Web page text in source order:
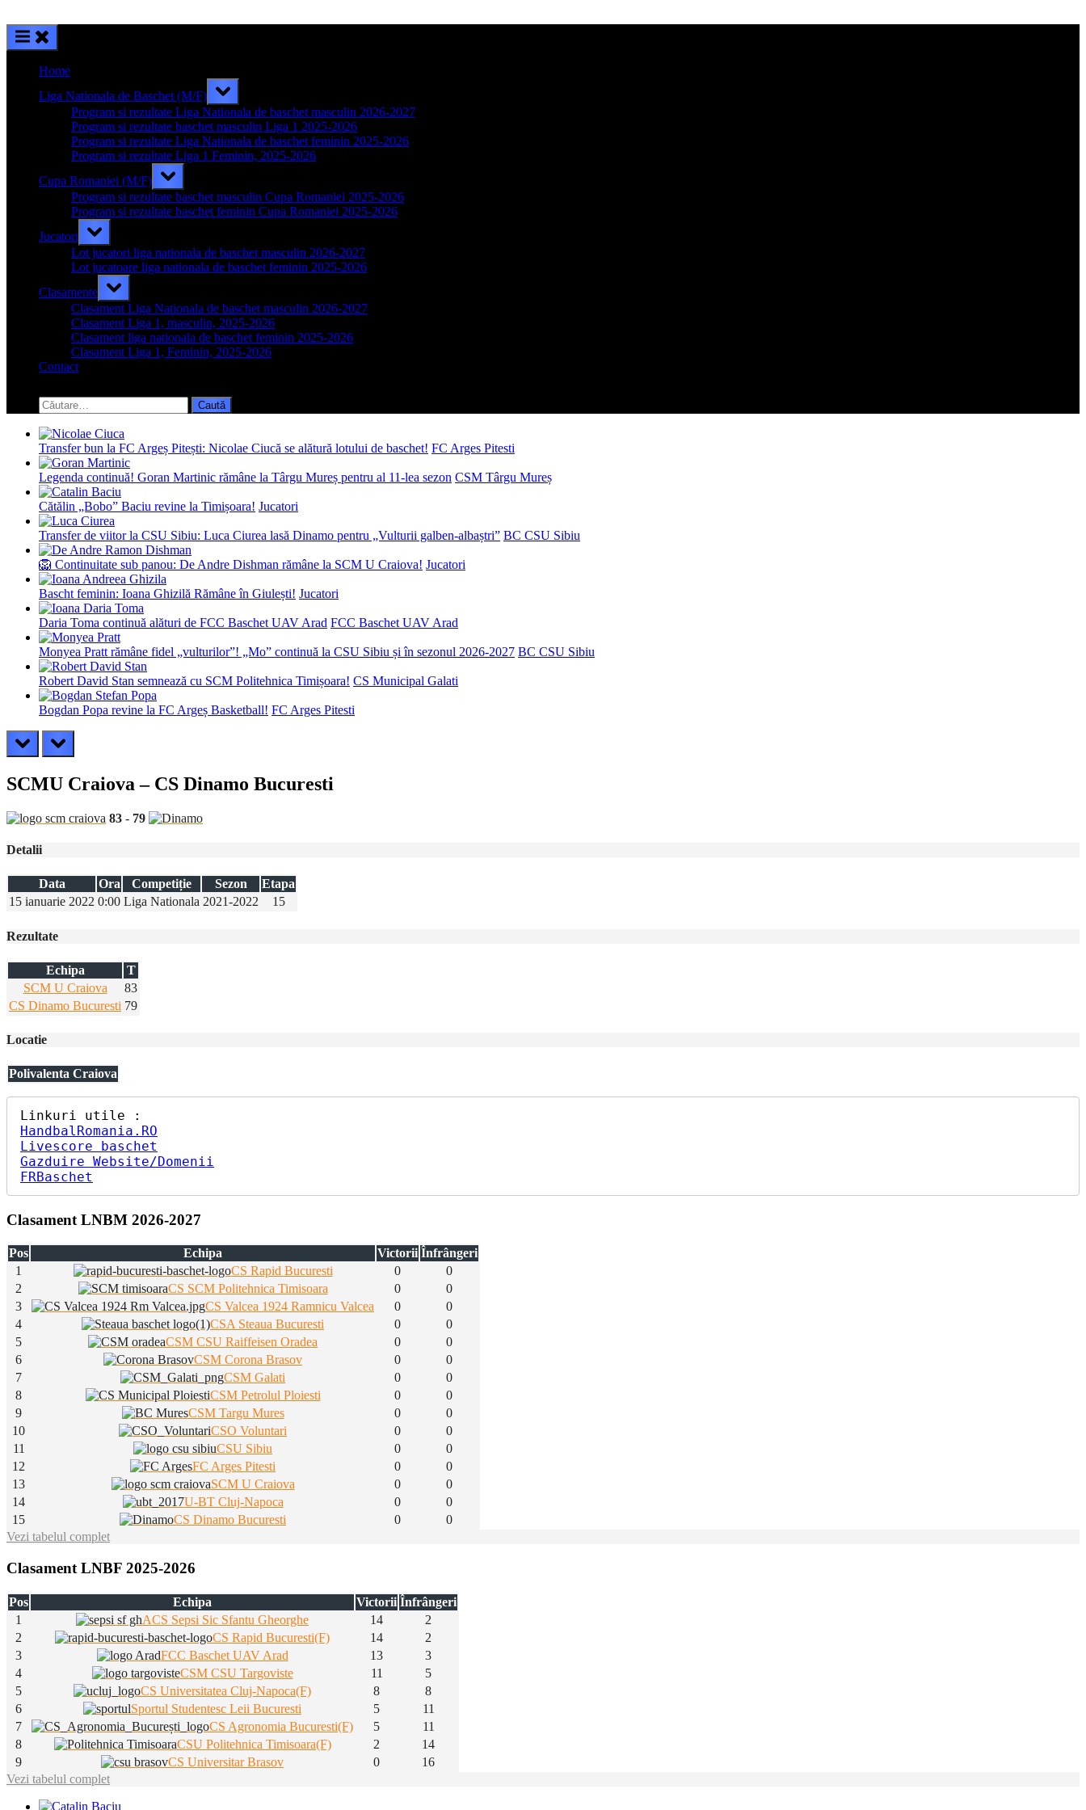
Home
Liga Nationala de Baschet (M/F)
Toggle
sub-
menu
Program si rezultate Liga Nationala de baschet masculin 2026-2027
Program si rezultate baschet masculin Liga 1 2025-2026
Program si rezultate Liga Nationala de baschet feminin 2025-2026
Program si rezultate Liga 1 Feminin, 2025-2026
Cupa Romaniei (M/F)
Toggle
sub-
menu
Program si rezultate baschet masculin Cupa Romaniei 2025-2026
Program si rezultate baschet feminin Cupa Romaniei 2025-2026
Jucatori
Toggle
sub-
menu
Lot jucatori liga nationala de baschet masculin 2026-2027
Lot jucatoare liga nationala de baschet feminin 2025-2026
Clasamente
Toggle
sub-
menu
Clasament Liga Nationala de baschet masculin 2026-2027
Clasament Liga 1, masculin, 2025-2026
Clasament liga nationala de baschet feminin 2025-2026
Clasament Liga 1, Feminin, 2025-2026
Contact
search
form
Caută
după:
Transfer bun la FC Argeș Pitești: Nicolae Ciucă se alătură lotului de baschet! FC Arges Pitesti
Legenda continuă! Goran Martinic rămâne la Târgu Mureș pentru al 11-lea sezon CSM Târgu Mureș
Cătălin „Bobo” Baciu revine la Timișoara! Jucatori
Transfer de viitor la CSU Sibiu: Luca Ciurea lasă Dinamo pentru „Vulturii galben-albaștri” BC CSU Sibiu
🦁 Continuitate sub panou: De Andre Dishman rămâne la SCM U Craiova! Jucatori
Bascht feminin: Ioana Ghizilă Rămâne în Giulești! Jucatori
Daria Toma continuă alături de FCC Baschet UAV Arad FCC Baschet UAV Arad
Monyea Pratt rămâne fidel „vulturilor”! „Mo” continuă la CSU Sibiu și în sezonul 2026-2027 BC CSU Sibiu
Robert David Stan semnează cu SCM Politehnica Timișoara! CS Municipal Galati
Bogdan Popa revine la FC Argeș Basketball! FC Arges Pitesti
prev next
SCMU Craiova – CS Dinamo Bucuresti
83 - 79
Detalii
Data Ora Competiție Sezon
Etapa
15 ianuarie 2022 0:00 Liga Nationala 2021-2022 15
Rezultate
Echipa
T
SCM U Craiova
83
CS Dinamo Bucuresti 79
Locatie
Polivalenta Craiova
HandbalRomania.RO
Livescore baschet
Gazduire Website/Domenii
FRBaschet
Clasament LNBM 2026-2027
Pos Echipa Victorii Înfrângeri
1
CS Rapid Bucuresti 0
0
2
CS SCM Politehnica Timisoara 0
0
3
CS Valcea 1924 Ramnicu Valcea 0
0
4
CSA Steaua Bucuresti 0
0
5
CSM CSU Raiffeisen Oradea 0
0
6
CSM Corona Brasov 0
0
7
CSM Galati 0
0
8
CSM Petrolul Ploiesti 0
0
9
CSM Targu Mures 0
0
10
CSO Voluntari 0
0
11
CSU Sibiu 0
0
12
FC Arges Pitesti 0
0
13
SCM U Craiova 0
0
14
U-BT Cluj-Napoca 0
0
15
CS Dinamo Bucuresti 0
0
Vezi tabelul complet
Clasament LNBF 2025-2026
Pos Echipa Victorii Înfrângeri
1
ACS Sepsi Sic Sfantu Gheorghe 14
2
2
CS Rapid Bucuresti(F) 14
2
3
FCC Baschet UAV Arad 13
3
4
CSM CSU Targoviste 11
5
5
CS Universitatea Cluj-Napoca(F) 8
8
6
Sportul Studentesc Leii Bucuresti 5
11
7
CS Agronomia Bucuresti(F) 5
11
8
CSU Politehnica Timisoara(F) 2
14
9
CS Universitar Brasov 0
16
Vezi tabelul complet